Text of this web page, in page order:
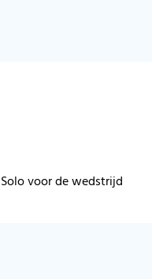
voor de wedstrijd